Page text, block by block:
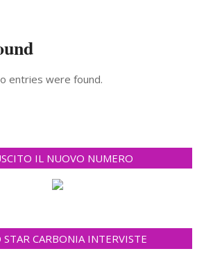
entries were found.
IL NUOVO NUMERO
STAR CARBONIA INTERVISTE